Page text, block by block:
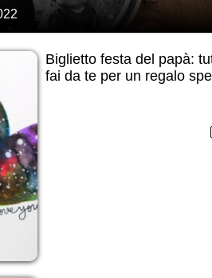
Biglietto festa del papà:
fai da te per un regalo